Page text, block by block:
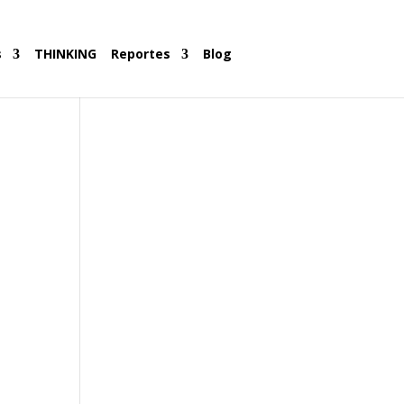
THINKING Reportes Blog